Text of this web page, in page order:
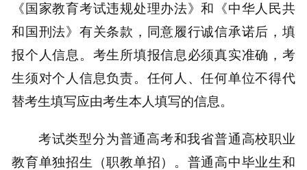
《国家教育考试违规处理办法》和《中华人民共
和国刑法》有关条款，同意履行诚信承诺后，填
报个人信息。考生所填报信息必须真实准确，考
生须对个人信息负责。任何人、任何单位不得代
替考生填写应由考生本人填写的信息。
考试类型分为普通高考和我省普通高校职业
教育单独招生（职教单招）。普通高中毕业生和